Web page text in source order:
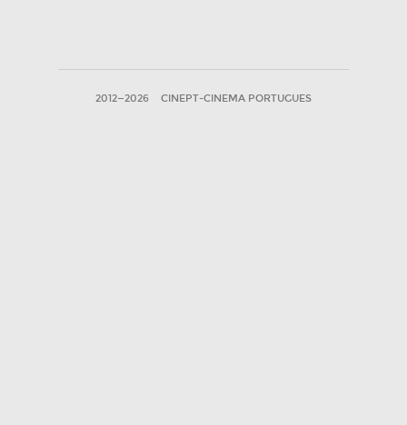
2012—2026 CINEPT-CINEMA PORTUGUES